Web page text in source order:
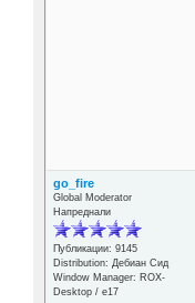
go_fire
Global Moderator
Напреднали
Публикации: 9145
Distribution: Дебиан Сид
Window Manager: ROX-
Desktop / е17